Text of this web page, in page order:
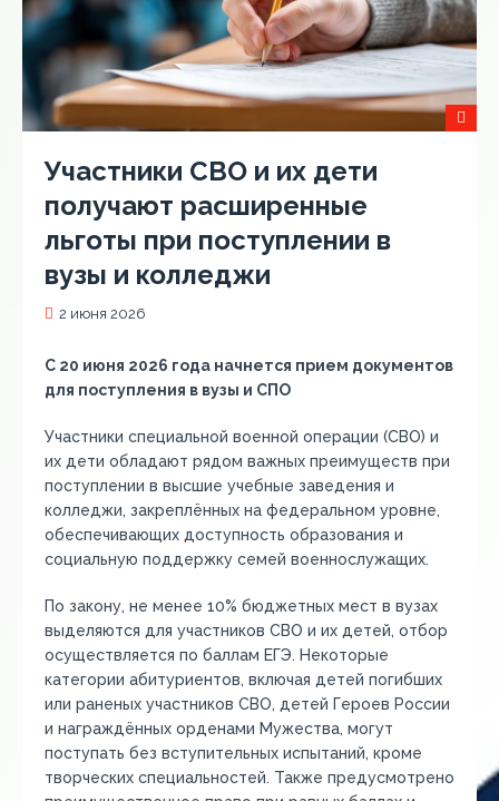
Участники СВО и их дети
получают расширенные
льготы при поступлении в
вузы и колледжи
2 июня 2026
С 20 июня 2026 года начнется прием документов
для поступления в вузы и СПО
Участники специальной военной операции (СВО) и
их дети обладают рядом важных преимуществ при
поступлении в высшие учебные заведения и
колледжи, закреплённых на федеральном уровне,
обеспечивающих доступность образования и
социальную поддержку семей военнослужащих.
По закону, не менее 10% бюджетных мест в вузах
выделяются для участников СВО и их детей, отбор
осуществляется по баллам ЕГЭ. Некоторые
категории абитуриентов, включая детей погибших
или раненых участников СВО, детей Героев России
и награждённых орденами Мужества, могут
поступать без вступительных испытаний, кроме
творческих специальностей. Также предусмотрено